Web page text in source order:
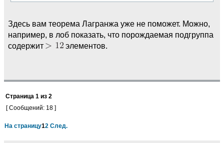
Здесь вам теорема Лагранжа уже не поможет. Можно,
например, в лоб показать, что порождаемая подгруппа
содержит
элементов.
Страница 1 из 2
[ Сообщений: 18 ]
На страницу12 След.